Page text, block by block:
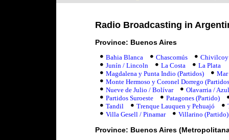
Radio Broadcasting in
Province: Buenos Aires
Bahia Blanca Chascomús
Chivilcoy
Junín / Lincoln
La Costa
La Plata
Magdalena y Punta Indio (Partidos)
Mar
Monte Hermoso y Coronel Dorrego
Nueve de Julio / Bolívar
Olavarria /
Partidos Suroeste
Patagones (Partido)
Tandil
Trenque Lauquen y Pehuajó
Villa Gesell / Pinamar
Villarino (Partido)
Province: Buenos Aires